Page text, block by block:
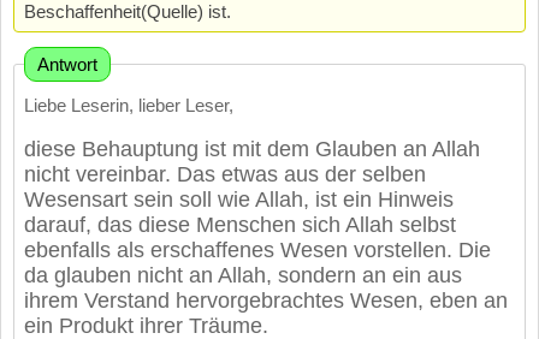
Beschaffenheit(Quelle) ist.
Antwort
Liebe Leserin, lieber Leser,
diese Behauptung ist mit dem Glauben an Allah
nicht vereinbar. Das etwas aus der selben
Wesensart sein soll wie Allah, ist ein Hinweis
darauf, das diese Menschen sich Allah selbst
ebenfalls als erschaffenes Wesen vorstellen. Die
da glauben nicht an Allah, sondern an ein aus
ihrem Verstand hervorgebrachtes Wesen, eben an
ein Produkt ihrer Träume.